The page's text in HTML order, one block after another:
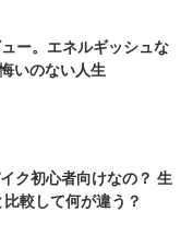
ー。エネルギッシュな
いのない人生
ク初心者向けなの？ 生
較して何が違う？